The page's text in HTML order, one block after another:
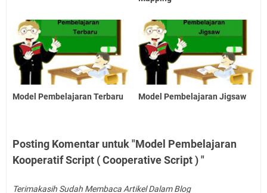
Model Pembelajaran Terbaru Model Pembelajaran Jigsaw
Posting Komentar untuk "Model Pembelajaran
Kooperatif Script ( Cooperative Script ) "
Terimakasih Sudah Membaca Artikel Dalam Blog